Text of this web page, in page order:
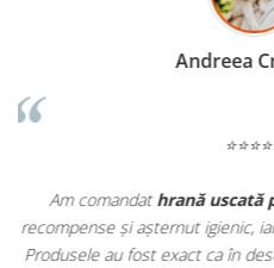
Madalina
Apreciez foarte mult faptul că
doar hrană, ci și produse
antiparazitare, suplimente și